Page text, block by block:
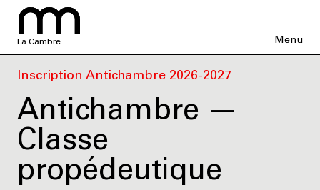
La Cambre Menu
Inscription Antichambre 2026-2027
Antichambre —
Classe
propédeutique